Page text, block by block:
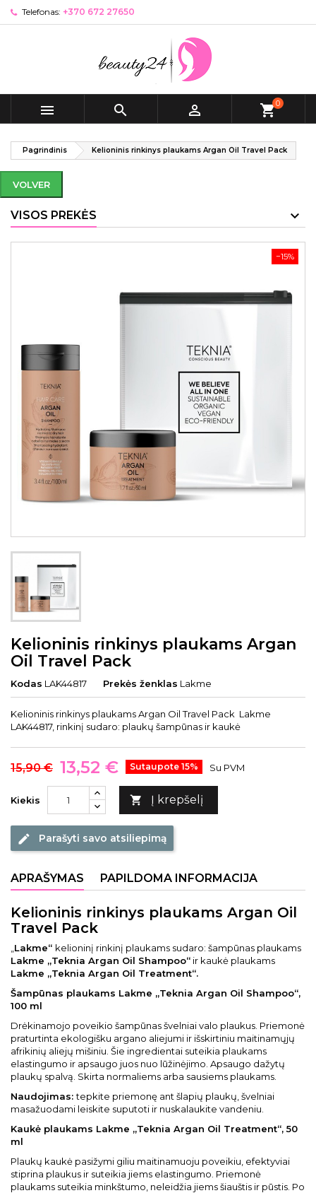
Telefonas: +370 672 27650
   shopping_cart0
Pagrindinis Kelioninis rinkinys plaukams Argan Oil Travel Pack
VOLVER
VISOS PREKĖS
−15%
Kelioninis rinkinys plaukams Argan
Oil Travel Pack
Kodas LAK44817 Prekės ženklas Lakme
Kelioninis rinkinys plaukams Argan Oil Travel Pack Lakme
LAK44817, rinkinį sudaro: plaukų šampūnas ir kaukė
15,90 € 13,52 € Sutaupote 15% Su PVM
Kiekis  Į krepšelį
edit Parašyti savo atsiliepimą
APRAŠYMAS PAPILDOMA INFORMACIJA
Kelioninis rinkinys plaukams Argan Oil
Travel Pack
Lakme“ kelioninį rinkinį plaukams sudaro: šampūnas plaukams
Lakme „Teknia Argan Oil Shampoo“ ir kaukė plaukams
Lakme „Teknia Argan Oil Treatment“.
Šampūnas plaukams Lakme „Teknia Argan Oil Shampoo“,
100 ml
Drėkinamojo poveikio šampūnas švelniai valo plaukus. Priemonė
praturtinta ekologišku argano aliejumi ir išskirtiniu maitinamųjų
afrikinių aliejų mišiniu. Šie ingredientai suteikia plaukams
elastingumo ir apsaugo juos nuo lūžinėjimo. Apsaugo dažytų
plaukų spalvą. Skirta normaliems arba sausiems plaukams.
Naudojimas:tepkite priemonę ant šlapių plaukų, švelniai
masažuodami leiskite suputoti ir nuskalaukite vandeniu.
Kaukė plaukams Lakme „Teknia Argan Oil Treatment“,50
ml
Plaukų kaukė pasižymi giliu maitinamuoju poveikiu, efektyviai
stiprina plaukus ir suteikia jiems elastingumo. Priemonė
plaukams suteikia minkštumo, neleidžia jiems šiauštis ir pūstis. Po